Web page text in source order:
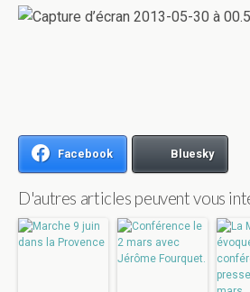
Facebook Bluesky
D'autres articles peuvent vous